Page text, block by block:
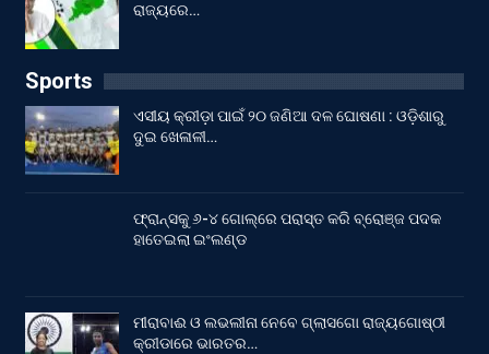
ରାଜ୍ୟରେ…
Sports
ଏସୀୟ କ୍ରୀଡ଼ା ପାଇଁ ୨୦ ଜଣିଆ ଦଳ ଘୋଷଣା : ଓଡ଼ିଶାରୁ
ଦୁଇ ଖେଳାଳୀ…
ଫ୍ରାନ୍ସକୁ ୬-୪ ଗୋଲ୍‌ରେ ପରାସ୍ତ କରି ବ୍ରୋଞ୍ଜ ପଦକ
ହାତେଇଲା ଇଂଲଣ୍ଡ
ମୀରାବାଈ ଓ ଲଭଲୀନା ନେବେ ଗ୍ଲାସଗୋ ରାଜ୍ୟଗୋଷ୍ଠୀ
କ୍ରୀଡାରେ ଭାରତର…